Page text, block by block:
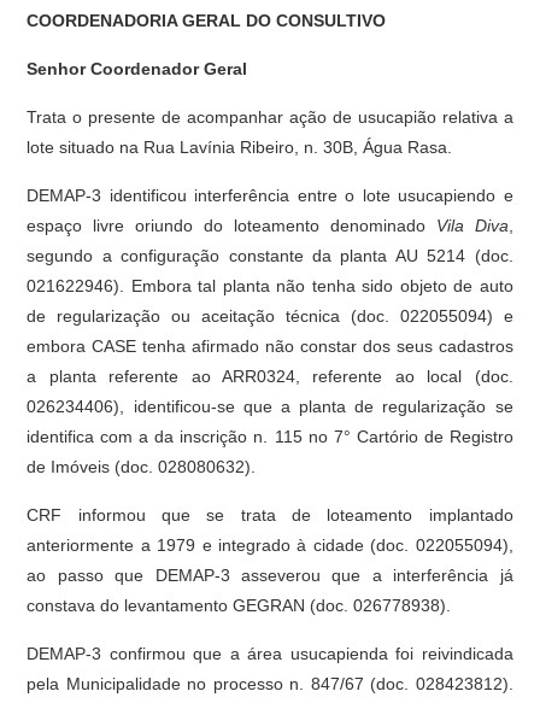
COORDENADORIA GERAL DO CONSULTIVO
Senhor Coordenador Geral
Trata o presente de acompanhar ação de usucapião relativa a
lote situado na Rua Lavínia Ribeiro, n. 30B, Água Rasa.
DEMAP-3 identificou interferência entre o lote usucapiendo e
espaço livre oriundo do loteamento denominado Vila Diva
segundo a configuração constante da planta AU 5214 (doc.
021622946). Embora tal planta não tenha sido objeto de auto
de regularização ou aceitação técnica (doc. 022055094) e
embora CASE tenha afirmado não constar dos seus cadastros
a planta referente ao ARR0324, referente ao local (doc.
026234406), identificou-se que a planta de regularização se
identifica com a da inscrição n. 115 no 7° Cartório de Registro
de Imóveis (doc. 028080632).
CRF informou que se trata de loteamento implantado
anteriormente a 1979 e integrado à cidade (doc. 022055094),
ao passo que DEMAP-3 asseverou que a interferência já
constava do levantamento GEGRAN (doc. 026778938).
DEMAP-3 confirmou que a área usucapienda foi reivindicada
pela Municipalidade no processo n. 847/67 (doc. 028423812).